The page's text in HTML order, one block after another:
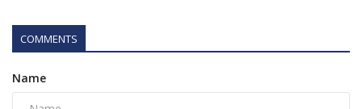
COMMENTS
Name